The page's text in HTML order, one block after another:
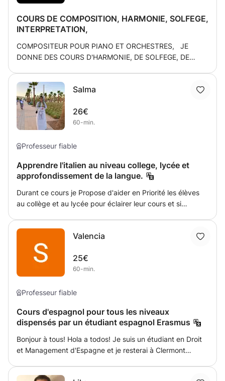
COURS DE COMPOSITION, HARMONIE, SOLFEGE,
INTERPRETATION,
COMPOSITEUR POUR PIANO ET ORCHESTRES, JE
DONNE DES COURS D'HARMONIE, DE SOLFEGE, DE
Salma
26€
60-min.
Professeur fiable
Apprendre l'italien au niveau college, lycée et
approfondissement de la langue.
Durant ce cours je Propose d'aider en Priorité les élèves
au collège et au lycée pour éclairer leur cours et si
régulière de l'italien. A la fin du cours je prendrais
quelques minutes pour éviter un dialogue intégré en italien
sur un sujet que l'élève peut choisir (indeed, loisirs, le
cours de sa journalée...).
Valencia
25€
60-min.
Professeur fiable
Cours d'espagnol pour tous les niveaux
dispensés par un étudiant espagnol Erasmus
Bonjour à tous! Hola a todos! Je suis un étudiant en Droit
et Management d'Espagne et je resterai à Clermont